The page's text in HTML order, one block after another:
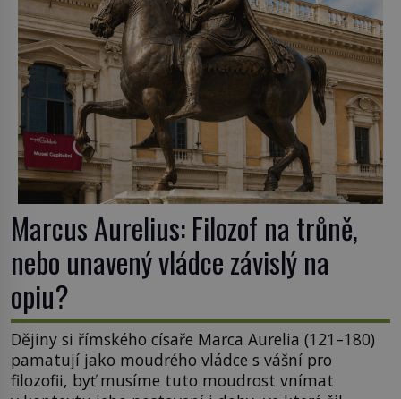
Marcus Aurelius: Filozof na trůně,
nebo unavený vládce závislý na
opiu?
Dějiny si římského císaře Marca Aurelia (121–180)
pamatují jako moudrého vládce s vášní pro
filozofii, byť musíme tuto moudrost vnímat